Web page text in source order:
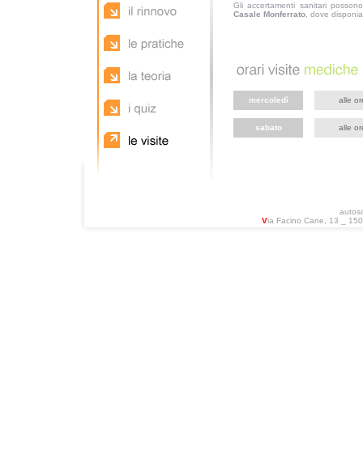
Gli accertamenti sanitari
Casale Monferrato , dove
mercoledì alle
sabato alle
Via Facino Cane, 13 _